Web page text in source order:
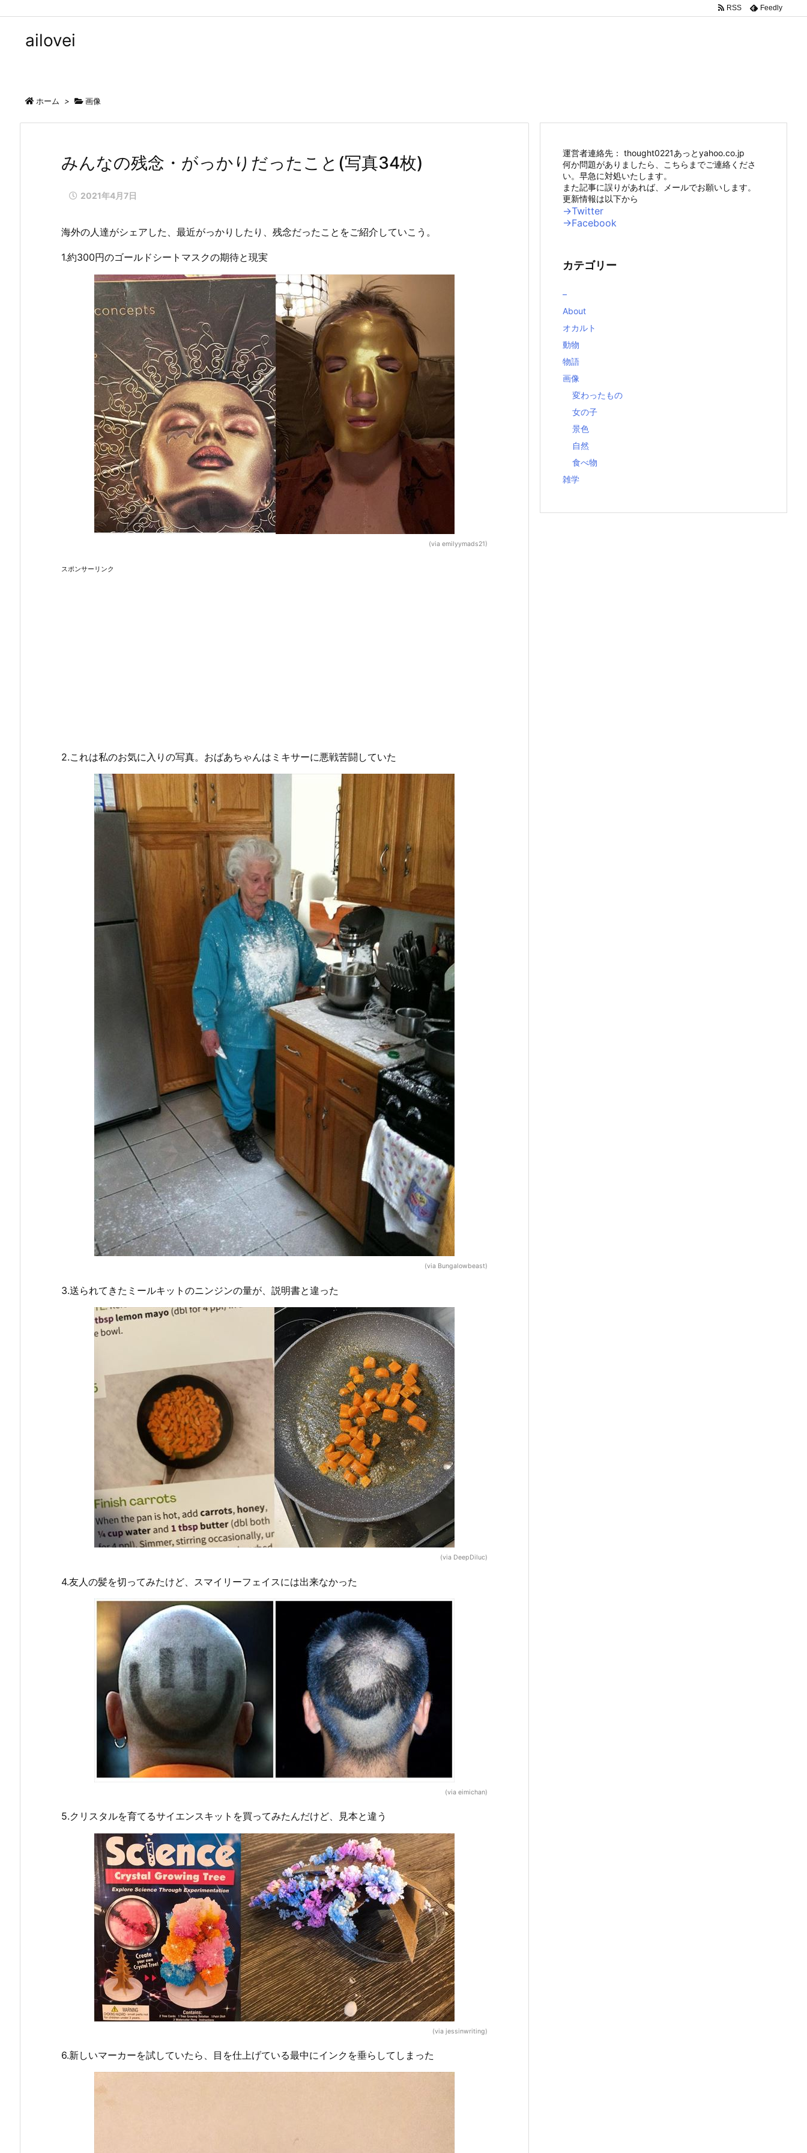
RSS Feedly
ailovei
ホーム > 画像
みんなの残念・がっかりだったこと(写真34枚)
2021年4月7日
海外の人達がシェアした、最近がっかりしたり、残念だったことをご紹介していこう。
1.約300円のゴールドシートマスクの期待と現実
(via emilyymads21)
スポンサーリンク
2.これは私のお気に入りの写真。おばあちゃんはミキサーに悪戦苦闘していた
(via Bungalowbeast)
3.送られてきたミールキットのニンジンの量が、説明書と違った
(via DeepDiluc)
4.友人の髪を切ってみたけど、スマイリーフェイスには出来なかった
(via eimichan)
5.クリスタルを育てるサイエンスキットを買ってみたんだけど、見本と違う
(via jessinwriting)
6.新しいマーカーを試していたら、目を仕上げている最中にインクを垂らしてしまった
運営者連絡先： thought0221あっとyahoo.co.jp
何か問題がありましたら、こちらまでご連絡くださ
い。早急に対処いたします。
また記事に誤りがあれば、メールでお願いします。
更新情報は以下から
→Twitter
→Facebook
カテゴリー
–
About
オカルト
動物
物語
画像
変わったもの
女の子
景色
自然
食べ物
雑学